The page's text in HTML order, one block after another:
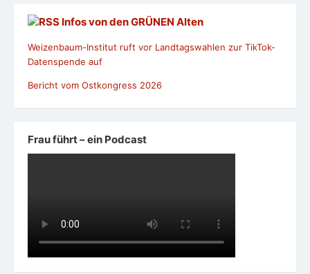
Infos von den GRÜNEN Alten
Weizenbaum-Institut ruft vor Landtagswahlen zur TikTok-
Datenspende auf
Bericht vom Ostkongress 2026
Frau führt – ein Podcast